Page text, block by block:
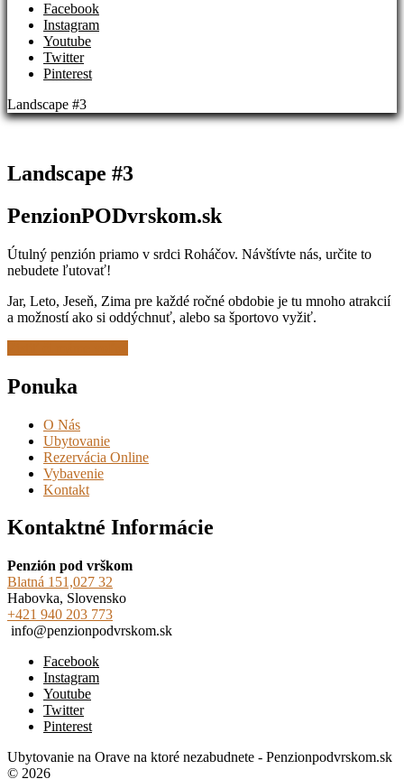
Facebook
Instagram
Youtube
Twitter
Pinterest
Landscape #3
Landscape #3
PenzionPODvrskom.sk
Útulný penzión priamo v srdci Roháčov. Návštívte nás, určite to
nebudete ľutovať!
Jar, Leto, Jeseň, Zima pre každé ročné obdobie je tu mnoho atrakcií
a možností ako si oddýchnuť, alebo sa športovo vyžiť.
Ponuka
O Nás
Ubytovanie
Rezervácia Online
Vybavenie
Kontakt
Kontaktné Informácie
Penzión pod vrškom
Blatná 151,027 32
Habovka, Slovensko
+421 940 203 773
info@penzionpodvrskom.sk
Facebook
Instagram
Youtube
Twitter
Pinterest
Ubytovanie na Orave na ktoré nezabudnete - Penzionpodvrskom.sk
© 2026